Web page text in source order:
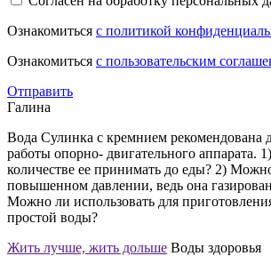
Ознакомиться с политикой
Ознакомиться с пользовательским
Отправить
Галина
Вода Сулинка с кремнием рекомендована
работы опорно- двигательного аппарата.
количестве ее принимать до еды? 2)
повышенном давлении, ведь она
Можно ли использовать для
простой воды?
Жить лучше, жить дольше Воды здоровья